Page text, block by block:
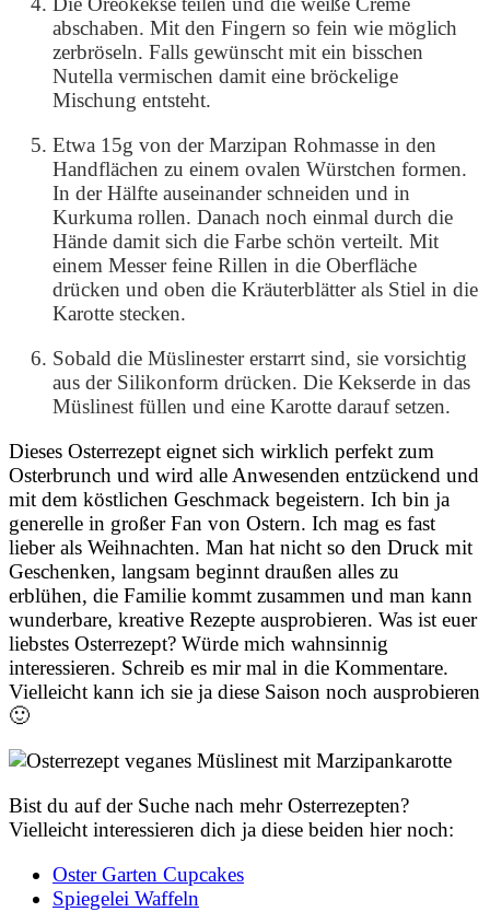
abschaben. Mit den Fingern so fein wie möglich
zerbröseln. Falls gewünscht mit ein bisschen
Nutella vermischen damit eine bröckelige
Mischung entsteht.
Etwa 15g von der Marzipan Rohmasse in den
Handflächen zu einem ovalen Würstchen formen.
In der Hälfte auseinander schneiden und in
Kurkuma rollen. Danach noch einmal durch die
Hände damit sich die Farbe schön verteilt. Mit
einem Messer feine Rillen in die Oberfläche
drücken und oben die Kräuterblätter als Stiel in die
Karotte stecken.
Sobald die Müslinester erstarrt sind, sie vorsichtig
aus der Silikonform drücken. Die Kekserde in das
Müslinest füllen und eine Karotte darauf setzen.
Dieses Osterrezept eignet sich wirklich perfekt zum
Osterbrunch und wird alle Anwesenden entzückend und
mit dem köstlichen Geschmack begeistern. Ich bin ja
generelle in großer Fan von Ostern. Ich mag es fast
lieber als Weihnachten. Man hat nicht so den Druck mit
Geschenken, langsam beginnt draußen alles zu
erblühen, die Familie kommt zusammen und man kann
wunderbare, kreative Rezepte ausprobieren. Was ist euer
liebstes Osterrezept? Würde mich wahnsinnig
interessieren. Schreib es mir mal in die Kommentare.
Vielleicht kann ich sie ja diese Saison noch ausprobieren
🙂
Bist du auf der Suche nach mehr Osterrezepten?
Vielleicht interessieren dich ja diese beiden hier noch:
Oster Garten Cupcakes
Spiegelei Waffeln